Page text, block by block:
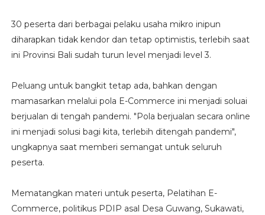
30 peserta dari berbagai pelaku usaha mikro inipun
diharapkan tidak kendor dan tetap optimistis, terlebih saat
ini Provinsi Bali sudah turun level menjadi level 3.
Peluang untuk bangkit tetap ada, bahkan dengan
mamasarkan melalui pola E-Commerce ini menjadi soluai
berjualan di tengah pandemi. "Pola berjualan secara online
ini menjadi solusi bagi kita, terlebih ditengah pandemi",
ungkapnya saat memberi semangat untuk seluruh
peserta.
Mematangkan materi untuk peserta, Pelatihan E-
Commerce, politikus PDIP asal Desa Guwang, Sukawati,